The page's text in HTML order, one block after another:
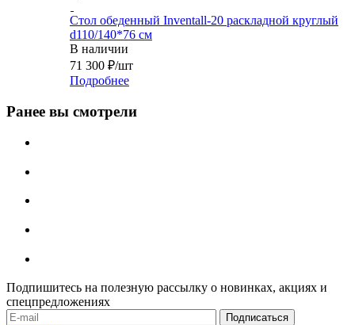
Стол обеденный Inventall-20 раскладной круглый
d110/140*76 см
В наличии
71 300 ₽/шт
Подробнее
Ранее вы смотрели
Подпишитесь на полезную рассылку о новинках, акциях и
спецпредложениях